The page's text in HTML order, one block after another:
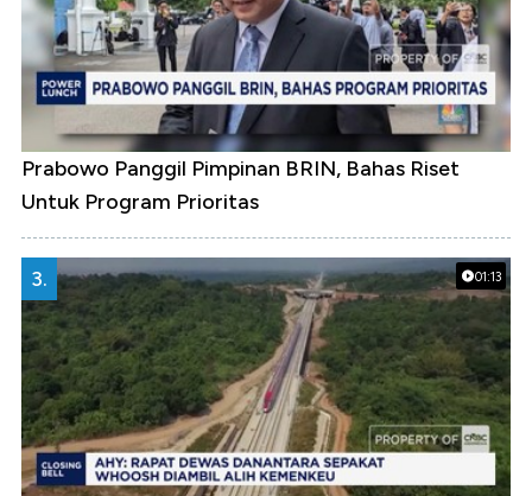
Prabowo Panggil Pimpinan BRIN, Bahas Riset
Untuk Program Prioritas
01:13
3.